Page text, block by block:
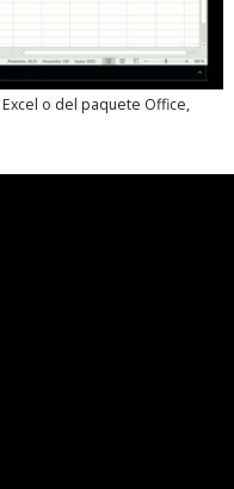
o del paquete Office,